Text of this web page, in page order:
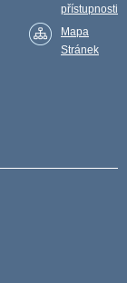
přístupnosti
Mapa
Stránek